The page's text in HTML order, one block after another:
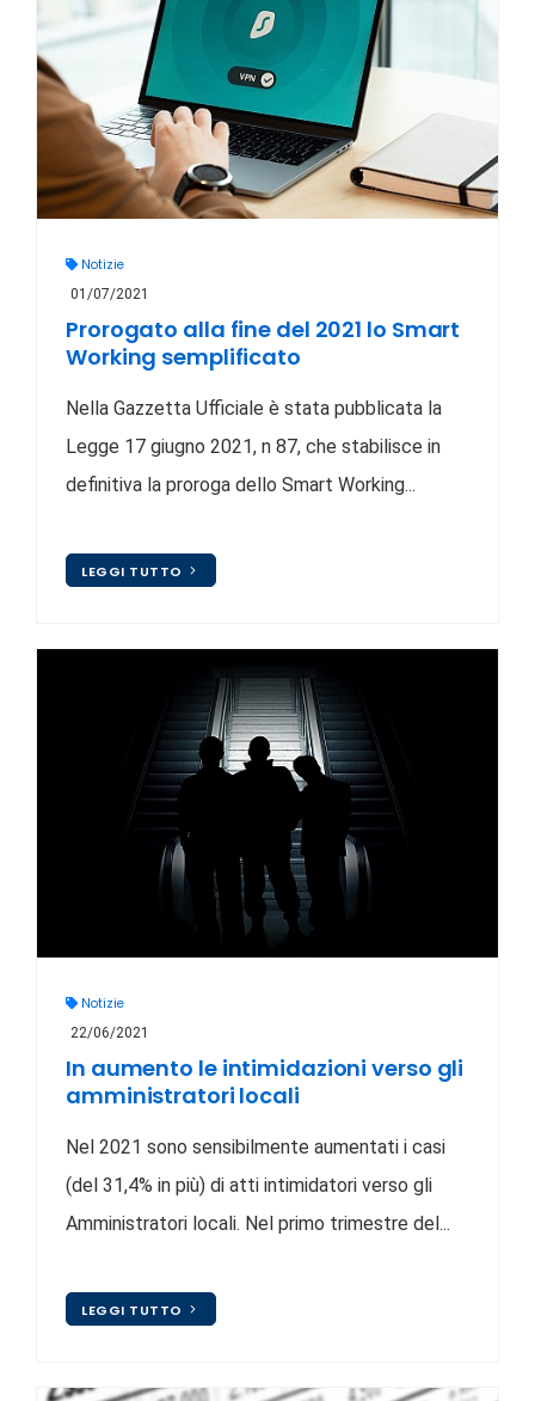
Notizie
01/07/2021
Prorogato alla fine del 2021 lo Smart
Working semplificato
Nella Gazzetta Ufficiale è stata pubblicata la
Legge 17 giugno 2021, n 87, che stabilisce in
definitiva la proroga dello Smart Working...
LEGGI TUTTO
Notizie
22/06/2021
In aumento le intimidazioni verso gli
amministratori locali
Nel 2021 sono sensibilmente aumentati i casi
(del 31,4% in più) di atti intimidatori verso gli
Amministratori locali. Nel primo trimestre del...
LEGGI TUTTO